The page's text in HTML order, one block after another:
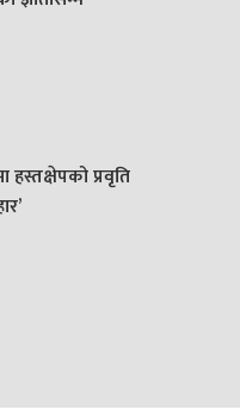
हस्तक्षेपको प्रवृति